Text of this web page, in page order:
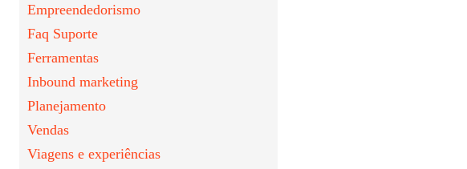
Empreendedorismo
Faq Suporte
Ferramentas
Inbound marketing
Planejamento
Vendas
Viagens e experiências